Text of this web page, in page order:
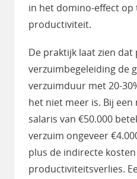
in het domino-effect op
productiviteit.
De praktijk laat zien
verzuimbegeleiding de
verzuimduur met 20-
het niet meer is. Bij
salaris van €50.000
verzuim ongeveer
plus de indirecte
productiviteitsverlies.